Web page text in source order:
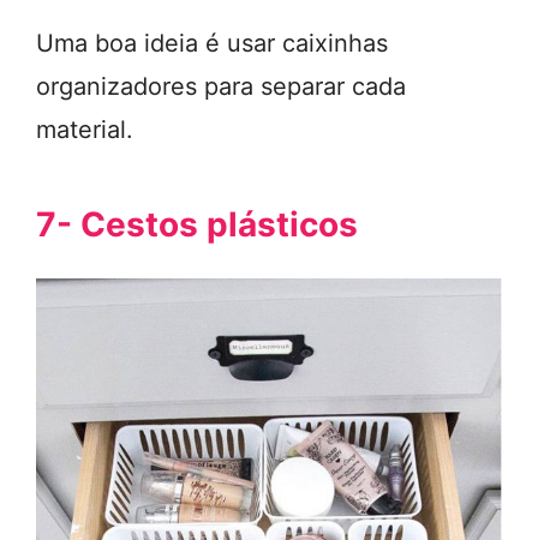
Uma boa ideia é usar caixinhas
organizadores para separar cada
material.
7- Cestos plásticos